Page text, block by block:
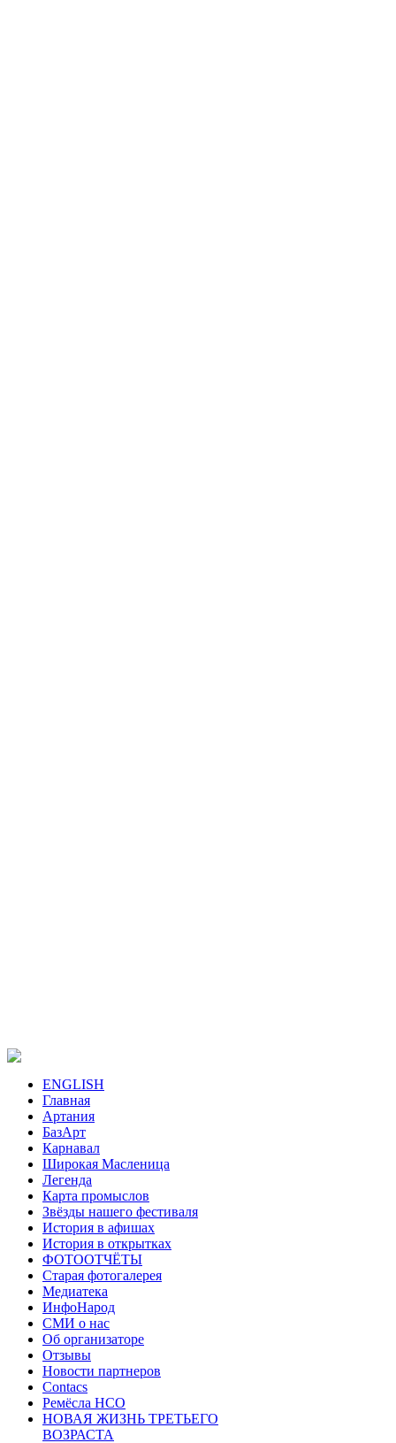
ENGLISH
Главная
Артания
БазАрт
Карнавал
Широкая Масленица
Легенда
Карта промыслов
Звёзды нашего фестиваля
История в афишах
История в открытках
ФОТООТЧЁТЫ
Старая фотогалерея
Медиатека
ИнфоНарод
СМИ о нас
Об организаторе
Отзывы
Новости партнеров
Contacs
Ремёсла НСО
НОВАЯ ЖИЗНЬ ТРЕТЬЕГО
ВОЗРАСТА